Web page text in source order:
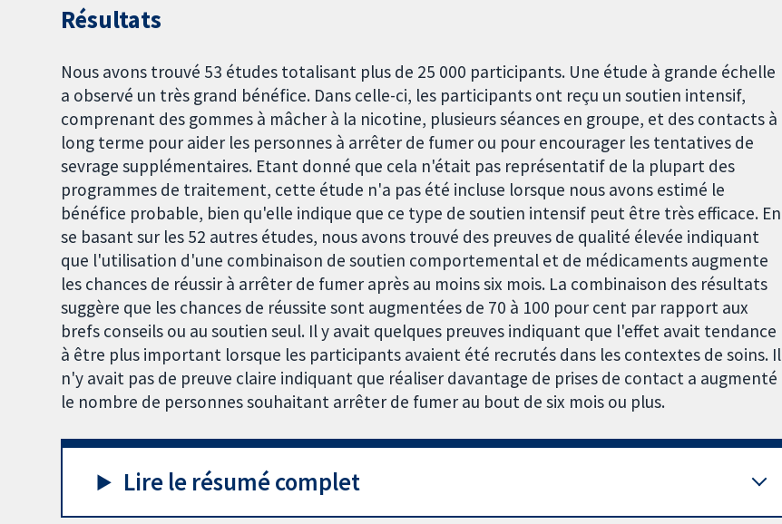
Résultats
Nous avons trouvé 53 études totalisant plus de 25 000 participants. Une étude à grande échelle
a observé un très grand bénéfice. Dans celle-ci, les participants ont reçu un soutien intensif,
comprenant des gommes à mâcher à la nicotine, plusieurs séances en groupe, et des contacts à
long terme pour aider les personnes à arrêter de fumer ou pour encourager les tentatives de
sevrage supplémentaires. Etant donné que cela n'était pas représentatif de la plupart des
programmes de traitement, cette étude n'a pas été incluse lorsque nous avons estimé le
bénéfice probable, bien qu'elle indique que ce type de soutien intensif peut être très efficace. En
se basant sur les 52 autres études, nous avons trouvé des preuves de qualité élevée indiquant
que l'utilisation d'une combinaison de soutien comportemental et de médicaments augmente
les chances de réussir à arrêter de fumer après au moins six mois. La combinaison des résultats
suggère que les chances de réussite sont augmentées de 70 à 100 pour cent par rapport aux
brefs conseils ou au soutien seul. Il y avait quelques preuves indiquant que l'effet avait tendance
à être plus important lorsque les participants avaient été recrutés dans les contextes de soins. Il
n'y avait pas de preuve claire indiquant que réaliser davantage de prises de contact a augmenté
le nombre de personnes souhaitant arrêter de fumer au bout de six mois ou plus.
Lire le résumé complet